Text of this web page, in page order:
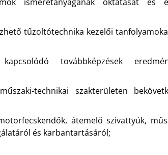
tűzoltótechnika kezelői
továbbképzések
technikai szakterületen
átemelő szivattyúk,
és karbantartásáról;